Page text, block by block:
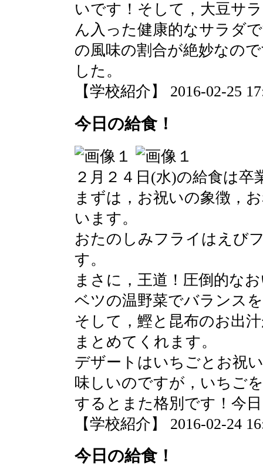
いです！そして，大豆サ
ん入った健康的なサラダ
の風味の割合が絶妙なの
した。
【学校紹介】 2016-02-25
今日の給食！
２月２４日(水)の給食は卒
まずは，お祝いの象徴，
います。
おたのしみフライはえび
す。
まさに，王道！圧倒的な
ベツの温野菜でバランス
そして，鰹と昆布のお出
まとめてくれます。
デザートはいちごとお祝
味しいのですが，いちご
するとまた格別です！今
【学校紹介】 2016-02-24
今日の給食！